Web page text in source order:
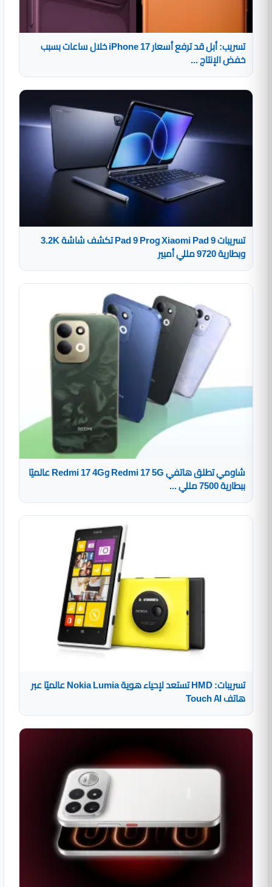
تسريب: أبل قد ترفع أسعار iPhone 17 خلال ساعات بسبب
خفض الإنتاج ...
تسريبات Xiaomi Pad 9 وPad 9 Pro تكشف شاشة 3.2K
وبطارية 9720 مللي أمبير
شاومي تطلق هاتفي Redmi 17 5G وRedmi 17 4G عالميًا
ببطارية 7500 مللي ...
تسريبات: HMD تستعد لإحياء هوية Nokia Lumia عالميًا عبر
هاتف Touch AI